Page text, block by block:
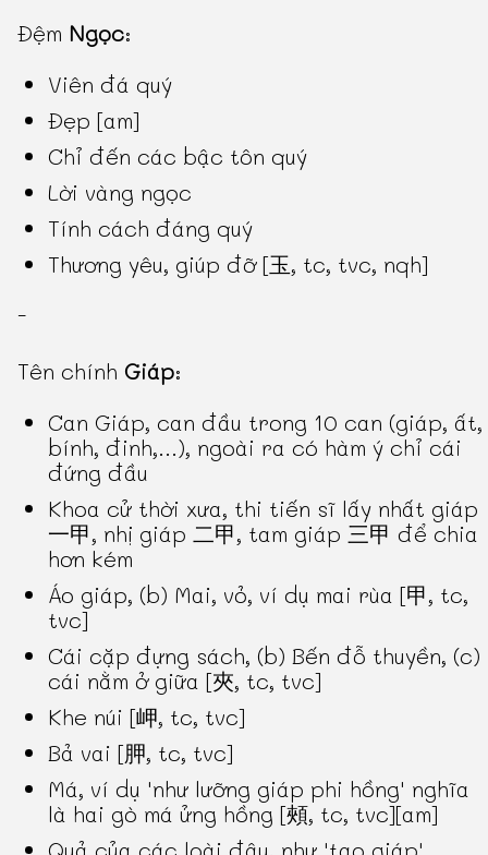
Đệm Ngọc:
Viên đá quý
Đẹp [am]
Chỉ đến các bậc tôn quý
Lời vàng ngọc
Tính cách đáng quý
Thương yêu, giúp đỡ [玉, tc, tvc, nqh]
-
Tên chính Giáp:
Can Giáp, can đầu trong 10 can (giáp, ất,
bính, đinh,...), ngoài ra có hàm ý chỉ cái
đứng đầu
Khoa cử thời xưa, thi tiến sĩ lấy nhất giáp
一甲, nhị giáp 二甲, tam giáp 三甲 để chia
hơn kém
Áo giáp, (b) Mai, vỏ, ví dụ mai rùa [甲, tc,
tvc]
Cái cặp đựng sách, (b) Bến đỗ thuyền, (c)
cái nằm ở giữa [夾, tc, tvc]
Khe núi [岬, tc, tvc]
Bả vai [胛, tc, tvc]
Má, ví dụ 'như lưỡng giáp phi hồng' nghĩa
là hai gò má ửng hồng [頰, tc, tvc][am]